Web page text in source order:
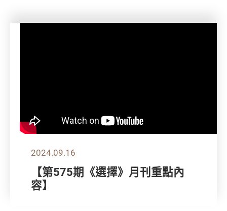
2024.09.16
【第575期《選擇》月刊重點內
容】